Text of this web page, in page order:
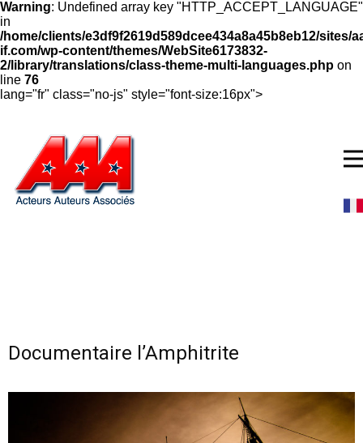
Warning: Undefined array key "HTTP_ACCEPT_LANGUAGE"
in
/home/clients/e3df9f2619d589dcee434a8a45b8eb12/sites/
if.com/wp-content/themes/WebSite6173832-
2/library/translations/class-theme-multi-languages.php on
line 76
lang="fr" class="no-js" style="font-size:16px">
Documentaire l’Amphitrite